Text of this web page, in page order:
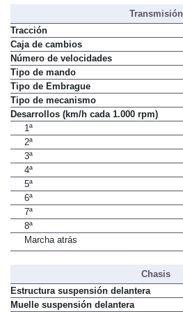
Transmisión
Tracción
Caja de cambios
Número de velocidades
Tipo de mando
Tipo de Embrague
Tipo de mecanismo
Desarrollos (km/h cada 1.000 rpm)
1ª
2ª
3ª
4ª
5ª
6ª
7ª
8ª
Marcha atrás
Chasis
Estructura suspensión delantera
Muelle suspensión delantera